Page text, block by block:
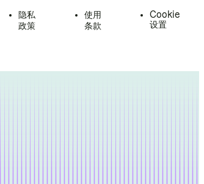
隐私
政策
使用
条款
Cookie
设置